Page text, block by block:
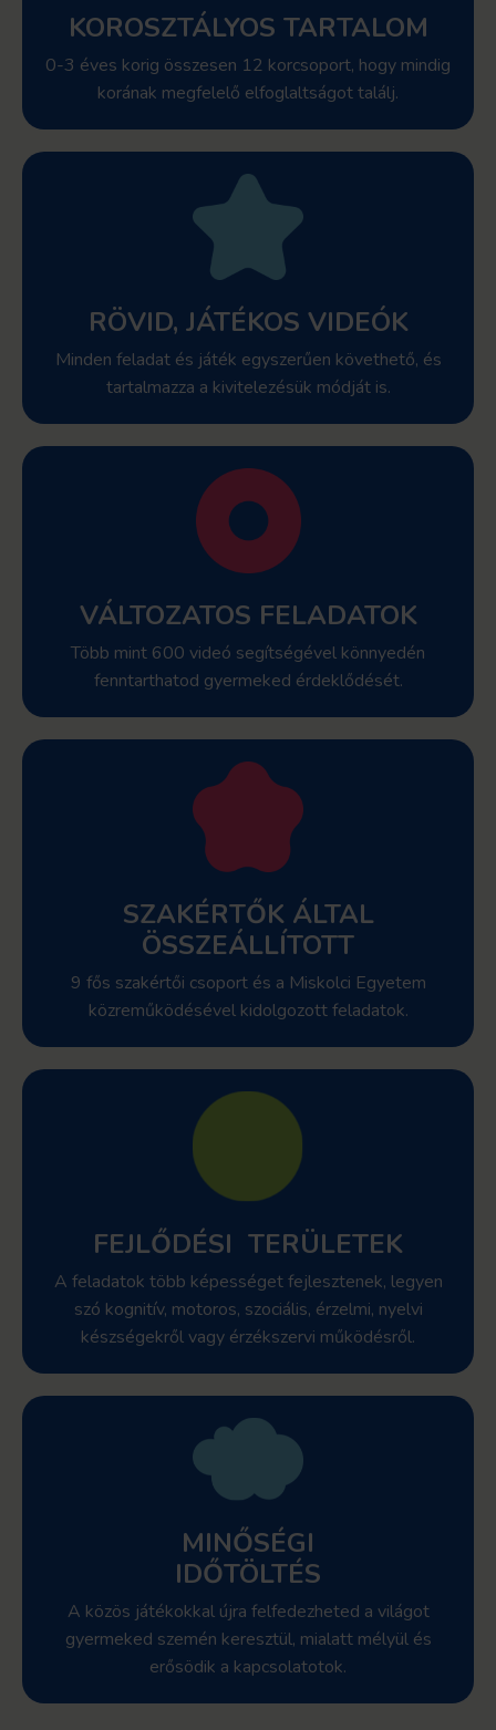
KOROSZTÁLYOS TARTALOM
0-3 éves korig összesen 12 korcsoport, hogy mindig
korának megfelelő elfoglaltságot találj.
RÖVID, JÁTÉKOS VIDEÓK
Minden feladat és játék egyszerűen követhető, és
tartalmazza a kivitelezésük módját is.
VÁLTOZATOS FELADATOK
Több mint 600 videó segítségével könnyedén
fenntarthatod gyermeked érdeklődését.
SZAKÉRTŐK ÁLTAL
ÖSSZEÁLLÍTOTT
9 fős szakértői csoport és a Miskolci Egyetem
közreműködésével kidolgozott feladatok.
FEJLŐDÉSI TERÜLETEK
A feladatok több képességet fejlesztenek, legyen
szó kognitív, motoros, szociális, érzelmi, nyelvi
készségekről vagy érzékszervi működésről.
MINŐSÉGI
IDŐTÖLTÉS
A közös játékokkal újra felfedezheted a világot
gyermeked szemén keresztül, mialatt mélyül és
erősödik a kapcsolatotok.